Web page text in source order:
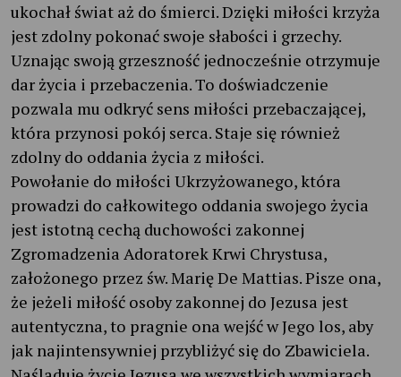
ukochał świat aż do śmierci. Dzięki miłości krzyża
jest zdolny pokonać swoje słabości i grzechy.
Uznając swoją grzeszność jednocześnie otrzymuje
dar życia i przebaczenia. To doświadczenie
pozwala mu odkryć sens miłości przebaczającej,
która przynosi pokój serca. Staje się również
zdolny do oddania życia z miłości.
Powołanie do miłości Ukrzyżowanego, która
prowadzi do całkowitego oddania swojego życia
jest istotną cechą duchowości zakonnej
Zgromadzenia Adoratorek Krwi Chrystusa,
założonego przez św. Marię De Mattias. Pisze ona,
że jeżeli miłość osoby zakonnej do Jezusa jest
autentyczna, to pragnie ona wejść w Jego los, aby
jak najintensywniej przybliżyć się do Zbawiciela.